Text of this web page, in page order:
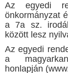
Az egyedi
önkormányzat
a 7a sz.
között lesz
Az egyedi
a
honlapján